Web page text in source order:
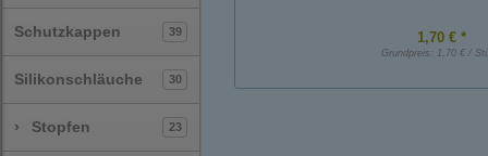
Schutzkappen 39
Silikonschläuche 30
› Stopfen 23
1,70 € *
Grundpreis: 1,70 € /